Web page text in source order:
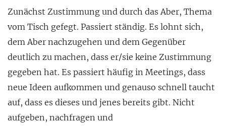
Zunächst Zustimmung und durch das Aber, Thema
vom Tisch gefegt. Passiert ständig. Es lohnt sich,
dem Aber nachzugehen und dem Gegenüber
deutlich zu machen, dass er/sie keine Zustimmung
gegeben hat. Es passiert häufig in Meetings, dass
neue Ideen aufkommen und genauso schnell taucht
auf, dass es dieses und jenes bereits gibt. Nicht
aufgeben, nachfragen und